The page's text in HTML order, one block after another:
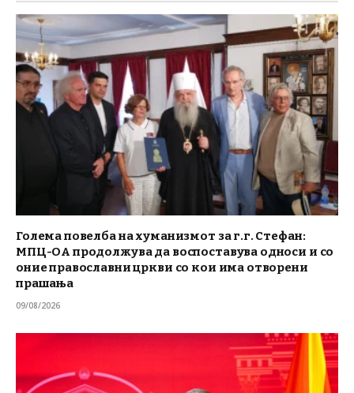
Голема повелба на хуманизмот за г.г. Стефан:
МПЦ-ОА продолжува да воспоставува односи и со
оние православни цркви со кои има отворени
прашања
09/08/2026